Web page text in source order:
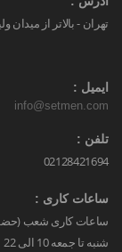
تهران - بالاتر از
ایمیل :
info@setmen.com
تلفن :
02128421694
ساعات کاری :
ساعات کاری شعب
شنبه تا جمعه 10 الی 22